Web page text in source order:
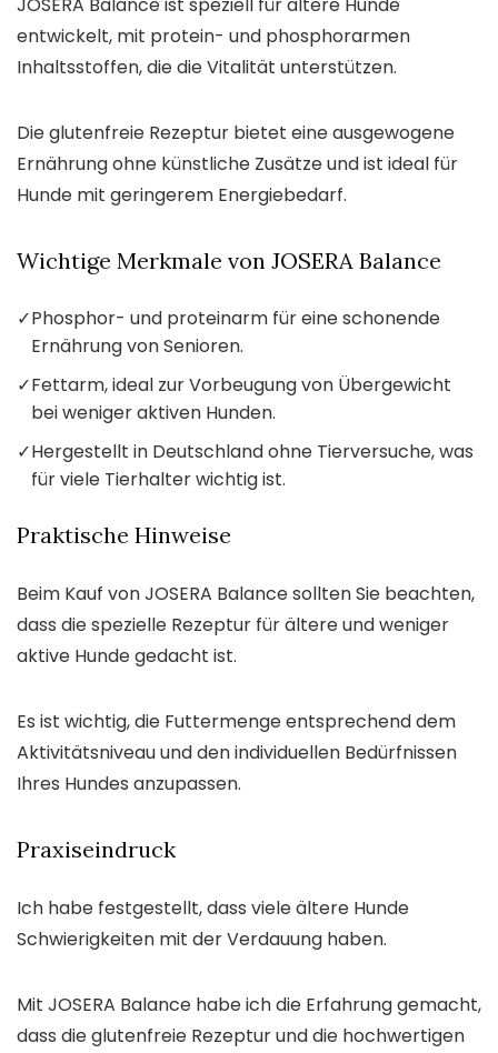
JOSERA Balance ist speziell für ältere Hunde
entwickelt, mit protein- und phosphorarmen
Inhaltsstoffen, die die Vitalität unterstützen.
Die glutenfreie Rezeptur bietet eine ausgewogene
Ernährung ohne künstliche Zusätze und ist ideal für
Hunde mit geringerem Energiebedarf.
Wichtige Merkmale von JOSERA Balance
✓Phosphor- und proteinarm für eine schonende
Ernährung von Senioren.
✓Fettarm, ideal zur Vorbeugung von Übergewicht
bei weniger aktiven Hunden.
✓Hergestellt in Deutschland ohne Tierversuche, was
für viele Tierhalter wichtig ist.
Praktische Hinweise
Beim Kauf von JOSERA Balance sollten Sie beachten,
dass die spezielle Rezeptur für ältere und weniger
aktive Hunde gedacht ist.
Es ist wichtig, die Futtermenge entsprechend dem
Aktivitätsniveau und den individuellen Bedürfnissen
Ihres Hundes anzupassen.
Praxiseindruck
Ich habe festgestellt, dass viele ältere Hunde
Schwierigkeiten mit der Verdauung haben.
Mit JOSERA Balance habe ich die Erfahrung gemacht,
dass die glutenfreie Rezeptur und die hochwertigen